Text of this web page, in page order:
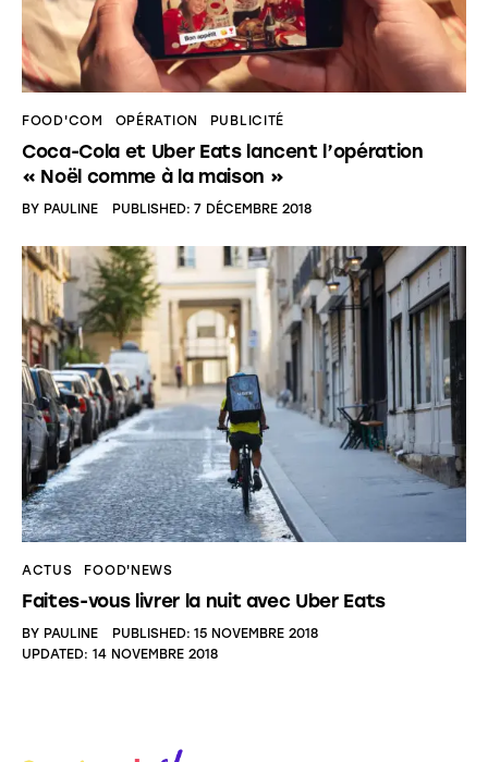
FOOD'COM OPÉRATION PUBLICITÉ
Coca-Cola et Uber Eats lancent l’opération
« Noël comme à la maison »
BY PAULINE PUBLISHED: 7 DÉCEMBRE 2018
ACTUS FOOD'NEWS
Faites-vous livrer la nuit avec Uber Eats
BY PAULINE PUBLISHED: 15 NOVEMBRE 2018
UPDATED: 14 NOVEMBRE 2018